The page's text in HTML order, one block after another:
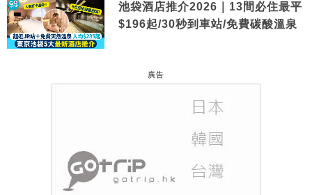
池袋酒店推介2026｜13間必住最平
$196起/30秒到車站/免費碳酸溫泉
廣告